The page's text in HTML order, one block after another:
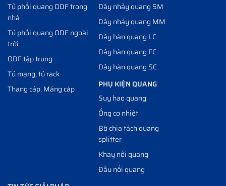
Tủ phối quang ODF trong
nhà
Tủ phối quang ODF ngoài
trời
ODF tập trung
Tủ mạng, tủ rack
Thang cáp, Máng cáp
Dây nhảy quang SM
Dây nhảy quang MM
Dây hàn quang LC
Dây hàn quang FC
Dây hàn quang SC
PHỤ KIỆN QUANG
Suy hao quang
Ống co nhiệt
Bộ chia tách quang
splitter
Khay nối quang
Đầu nối quang